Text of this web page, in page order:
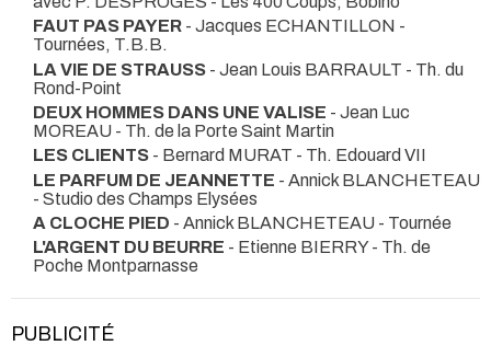
FAUT PAS PAYER - Jacques ECHANTILLON -
Tournées, T.B.B.
LA VIE DE STRAUSS - Jean Louis BARRAULT - Th. du
Rond-Point
DEUX HOMMES DANS UNE VALISE - Jean Luc
MOREAU - Th. de la Porte Saint Martin
LES CLIENTS - Bernard MURAT - Th. Edouard VII
LE PARFUM DE JEANNETTE - Annick BLANCHETEAU
- Studio des Champs Elysées
A CLOCHE PIED - Annick BLANCHETEAU - Tournée
L'ARGENT DU BEURRE - Etienne BIERRY- Th. de
Poche Montparnasse
PUBLICITÉ